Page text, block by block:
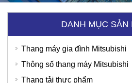
DANH MỤC SẢN
Thang máy gia đình Mitsubishi
Thông số thang máy Mitsubishi
Thang tải thực phẩm